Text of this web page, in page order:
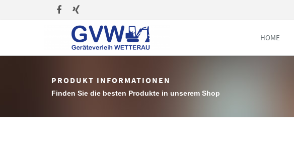
HOME
PRODUKT INFORMATIONEN
Finden Sie die besten Produkte in unserem Shop